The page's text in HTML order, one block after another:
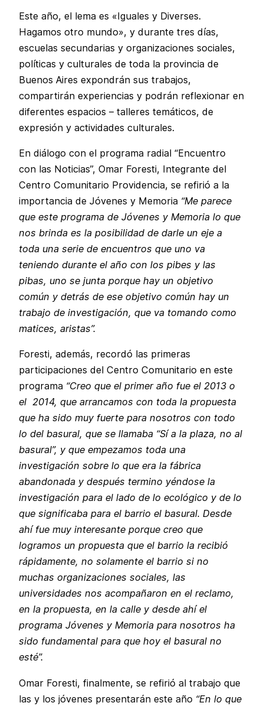
Este año, el lema es «Iguales y Diverses.
Hagamos otro mundo», y durante tres días,
escuelas secundarias y organizaciones sociales,
políticas y culturales de toda la provincia de
Buenos Aires expondrán sus trabajos,
compartirán experiencias y podrán reflexionar en
diferentes espacios – talleres temáticos, de
expresión y actividades culturales.
En diálogo con el programa radial “Encuentro
con las Noticias”, Omar Foresti, Integrante del
Centro Comunitario Providencia, se refirió a la
importancia de Jóvenes y Memoria “Me parece
que este programa de Jóvenes y Memoria lo que
nos brinda es la posibilidad de darle un eje a
toda una serie de encuentros que uno va
teniendo durante el año con los pibes y las
pibas, uno se junta porque hay un objetivo
común y detrás de ese objetivo común hay un
trabajo de investigación, que va tomando como
matices, aristas”.
Foresti, además, recordó las primeras
participaciones del Centro Comunitario en este
programa “Creo que el primer año fue el 2013 o
el 2014, que arrancamos con toda la propuesta
que ha sido muy fuerte para nosotros con todo
lo del basural, que se llamaba “Sí a la plaza, no al
basural”, y que empezamos toda una
investigación sobre lo que era la fábrica
abandonada y después termino yéndose la
investigación para el lado de lo ecológico y de lo
que significaba para el barrio el basural. Desde
ahí fue muy interesante porque creo que
logramos un propuesta que el barrio la recibió
rápidamente, no solamente el barrio si no
muchas organizaciones sociales, las
universidades nos acompañaron en el reclamo,
en la propuesta, en la calle y desde ahí el
programa Jóvenes y Memoria para nosotros ha
sido fundamental para que hoy el basural no
esté”.
Omar Foresti, finalmente, se refirió al trabajo que
las y los jóvenes presentarán este año “En lo que